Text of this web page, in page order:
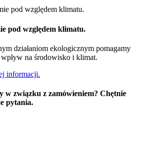
pod względem klimatu.
działaniom ekologicznym pomagamy
na środowisko i klimat.
informacji.
w związku z zamówieniem? Chętnie
pytania.